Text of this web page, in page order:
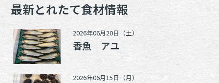
最新とれたて食材情報
2026年06月20日（土）
香魚 アユ
2026年06月15日（月）